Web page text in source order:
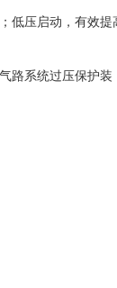
低压启动，有效提
路系统过压保护装